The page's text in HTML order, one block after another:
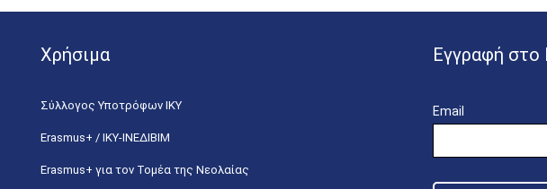
Χρήσιμα
Σύλλογος Υποτρόφων ΙΚΥ
Erasmus+ / ΙΚΥ-ΙΝΕΔΙΒΙΜ
Erasmus+ για τον Τομέα της Νεολαίας
Εγγραφή
Email